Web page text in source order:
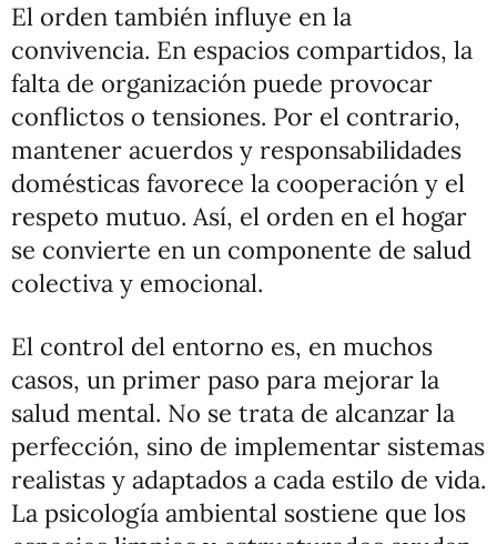
El orden también influye en la
convivencia. En espacios compartidos, la
falta de organización puede provocar
conflictos o tensiones. Por el contrario,
mantener acuerdos y responsabilidades
domésticas favorece la cooperación y el
respeto mutuo. Así, el orden en el hogar
se convierte en un componente de salud
colectiva y emocional.
El control del entorno es, en muchos
casos, un primer paso para mejorar la
salud mental. No se trata de alcanzar la
perfección, sino de implementar sistemas
realistas y adaptados a cada estilo de vida.
La psicología ambiental sostiene que los